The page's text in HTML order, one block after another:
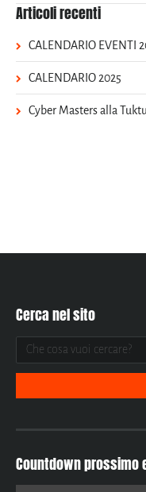
Articoli recenti
CALENDARIO EVENTI
CALENDARIO 2025
Cyber Masters alla
Cerca nel sito
Countdown prossimo